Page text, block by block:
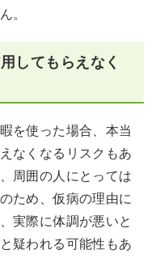
。
してもらえなく
を使った場合、本当
なくなるリスクもあ
周囲の人にとっては
ため、仮病の理由に
実際に体調が悪いと
疑われる可能性もあ